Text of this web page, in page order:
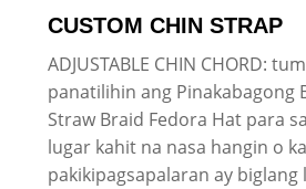
CUSTOM CHIN STRAP
ADJUSTABLE CHIN CHORD:
panatilihin ang Pinakabagong
Straw Braid Fedora Hat para
lugar kahit na nasa hangin o
pakikipagsapalaran ay